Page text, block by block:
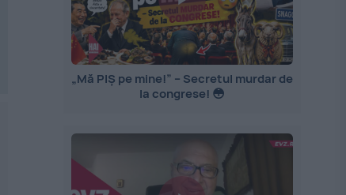
„Mă PIȘ pe mine!” – Secretul murdar de
la congrese! 😳